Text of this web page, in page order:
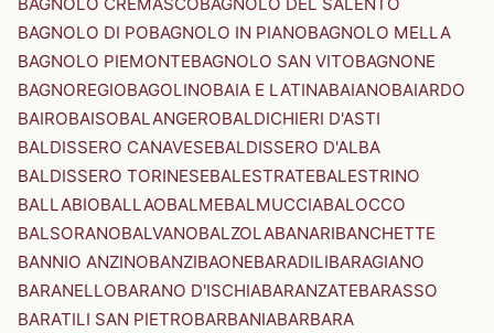
BAGNOLO DI POBAGNOLO IN PIANOBAGNOLO MELLA
BAGNOLO PIEMONTEBAGNOLO SAN VITOBAGNONE
BAGNOREGIOBAGOLINOBAIA E LATINABAIANOBAIARDO
BAIROBAISOBALANGEROBALDICHIERI D'ASTI
BALDISSERO CANAVESEBALDISSERO D'ALBA
BALDISSERO TORINESEBALESTRATEBALESTRINO
BALLABIOBALLAOBALMEBALMUCCIABALOCCO
BALSORANOBALVANOBALZOLABANARIBANCHETTE
BANNIO ANZINOBANZIBAONEBARADILIBARAGIANO
BARANELLOBARANO D'ISCHIABARANZATEBARASSO
BARATILI SAN PIETROBARBANIABARBARA